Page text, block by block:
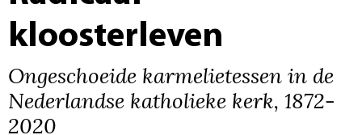
kloosterleven
Ongeschoeide karmelietessen in de
Nederlandse katholieke kerk, 1872-
2020